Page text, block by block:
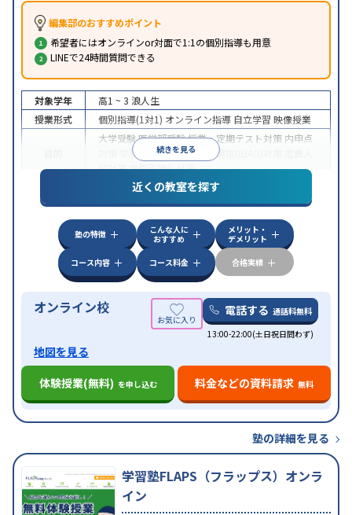
編集部のおすすめポイント
希望者にはオンラインor対面で1:1の個別指導も用意
LINEで24時間質問できる
続きを見る
対象学年 高1 ~ 3 浪人生
授業形式
個別指導(1対1) オンライン指導 自立学習 映像授業
大学受験医学部受験授業・定期テスト対策 内申点
学習習慣の定着 総合型選抜(旧AO)対策
試対策学校別特化対策
特徴
中高一貫校生に対応授業の振替可能
学習にPC・タブレットを利用オンライン対応1
科目から受講可能
近くの教室を探す
塾の特徴
こんな人に
おすすめ
メリット・
デメリット
コース内容
コース料金 合格実績
オンライン校 電話する 通話料無料
13:00-22:00(土日祝日問わず)
地図を見る
体験授業(無料) を申し込む 料金などの資料請求 無料
塾の詳細を見る
学習塾FLAPS（フラップス）オンラ
イン